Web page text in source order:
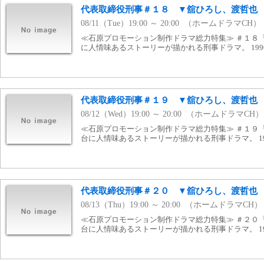
代表取締役刑事＃１８ ▼舘ひろし、渡哲也
08/11（Tue）19:00 ～ 20:00 （ホームドラマCH）
≪石原プロモーション制作ドラマ総力特集≫ ＃１８
に人情味あるストーリーが描かれる刑事ドラマ。
代表取締役刑事＃１９ ▼舘ひろし、渡哲也
08/12（Wed）19:00 ～ 20:00 （ホームドラマCH）
≪石原プロモーション制作ドラマ総力特集≫ ＃１９
台に人情味あるストーリーが描かれる刑事ドラマ
代表取締役刑事＃２０ ▼舘ひろし、渡哲也
08/13（Thu）19:00 ～ 20:00 （ホームドラマCH）
≪石原プロモーション制作ドラマ総力特集≫ ＃２０
台に人情味あるストーリーが描かれる刑事ドラマ